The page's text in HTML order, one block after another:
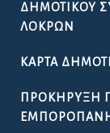
ΔΗΜΟΤΙΚΟΎ
ΛΟΚΡΏΝ
ΚΆΡΤΑ
ΠΡΟΚΉΡΥΞΗ